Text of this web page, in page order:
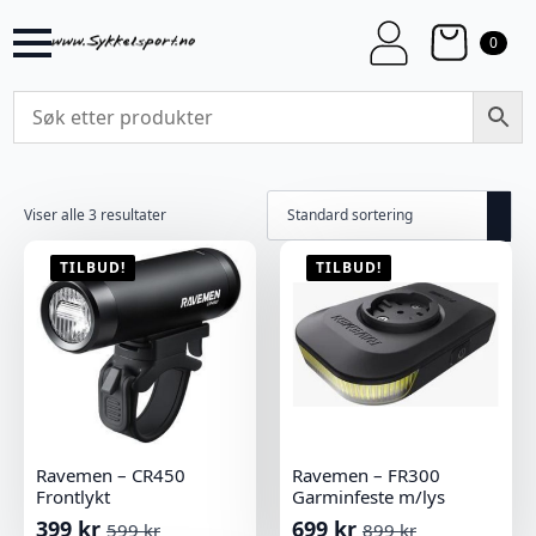
0
Viser alle 3 resultater
TILBUD!
Ravemen – CR450
Frontlykt
599kr
399 kr
TILBUD!
Ravemen – FR300
Garminfeste m/lys
899kr
699 kr